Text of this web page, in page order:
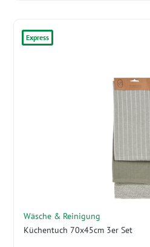
Express
Wäsche & Reinigung
Küchentuch 70x45cm 3er Set